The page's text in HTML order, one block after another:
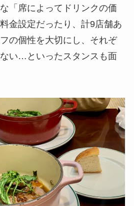
「席によってドリンクの価
金設定だったり、計9店舗あ
の個性を大切にし、それぞ
い…といったスタンスも面